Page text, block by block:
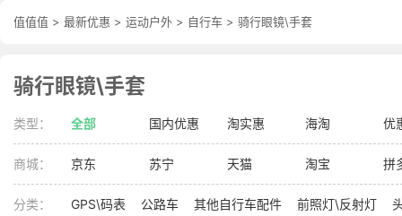
值值值 > 最新优惠 > 运动户外 > 自行车 > 骑行眼镜\手套
骑行眼镜\手套
类型： 全部 国内优惠 淘实惠 海淘 优
商城： 京东 苏宁 天猫 淘宝 拼
分类： GPS\码表 公路车 其他自行车配件 前照灯\反射灯